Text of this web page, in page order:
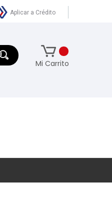
Aplicar a Crédito
Mi Carrito